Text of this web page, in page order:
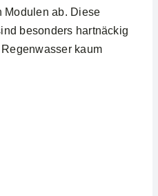
Modulen ab. Diese
besonders hartnäckig
kaum